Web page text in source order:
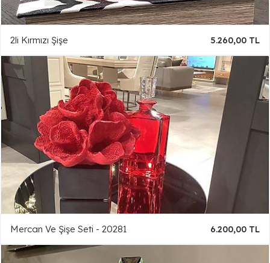
2li Kırmızı Şişe 5.260,00 TL
Mercan Ve Şişe Seti - 20281 6.200,00 TL